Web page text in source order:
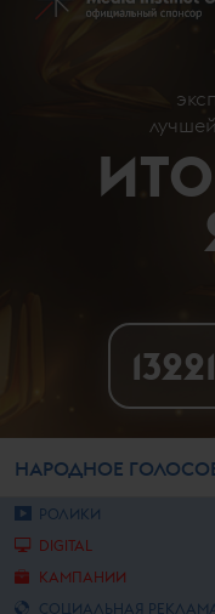
НАРОДНОЕ
РОЛИКИ
DIGITAL
КАМПАНИИ
СОЦИАЛЬНАЯ